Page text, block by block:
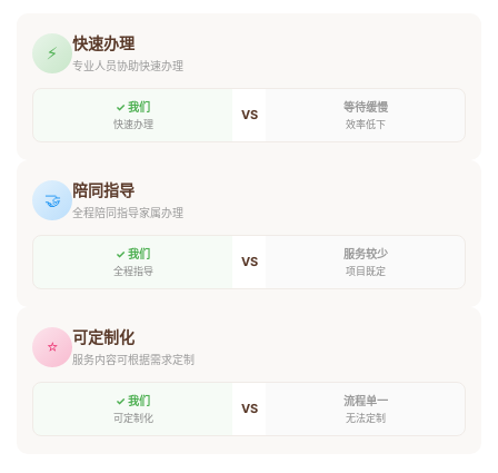
⚡ 快速办理
专业人员协助快速办理
✓ 我们
快速办理
VS 等待缓慢
效率低下
🤝 陪同指导
全程陪同指导家属办理
✓ 我们
全程指导
VS 服务较少
项目既定
⭐ 可定制化
服务内容可根据需求定制
✓ 我们
可定制化
VS 流程单一
无法定制